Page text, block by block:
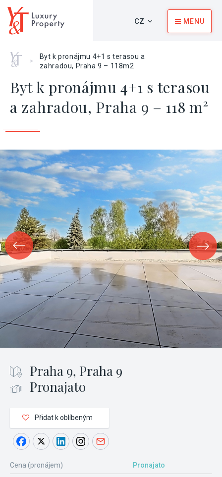
CZ MENU
Home
>
Byt k pronájmu 4+1 s terasou a
zahradou, Praha 9 – 118m2
Byt k pronájmu 4+1 s terasou
a zahradou, Praha 9 – 118 m²
Praha 9, Praha 9
Pronajato
Přidat k oblíbeným
Cena (pronájem) Pronajato